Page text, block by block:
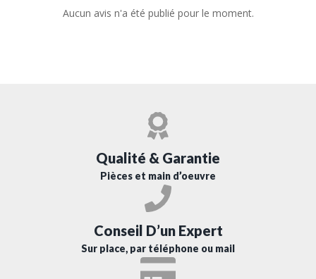
Aucun avis n'a été publié pour le moment.
Qualité & Garantie
Pièces et main d’oeuvre
Conseil D’un Expert
Sur place, par téléphone ou mail